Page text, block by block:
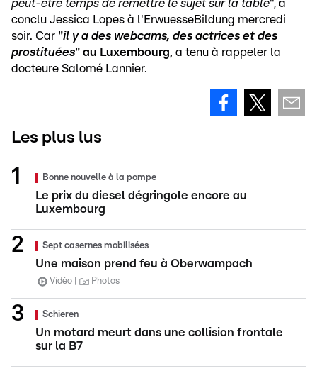
peut-être temps de remettre le sujet sur la table", a
conclu Jessica Lopes à l'ErwuesseBildung mercredi
soir. Car "il y a des webcams, des actrices et des
prostituées" au Luxembourg, a tenu à rappeler la
docteure Salomé Lannier.
Les plus lus
Bonne nouvelle à la pompe
Le prix du diesel dégringole encore au
Luxembourg
Sept casernes mobilisées
Une maison prend feu à Oberwampach
Vidéo Photos
Schieren
Un motard meurt dans une collision frontale
sur la B7